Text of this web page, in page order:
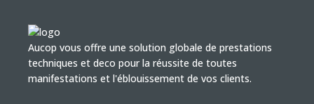
Aucop vous offre une solution globale de prestations
techniques et deco pour la réussite de toutes
manifestations et l'éblouissement de vos clients.